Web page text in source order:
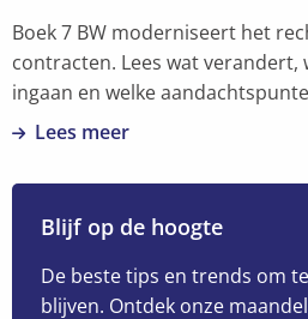
Boek 7 BW moderniseert het
contracten. Lees wat verandert,
ingaan en welke
Lees meer
meer
overBlijf op de hoogte
De beste tips en trends om
blijven. Ontdek onze